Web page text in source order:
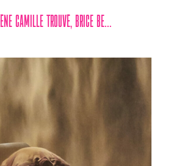
CAMILLE TROUVÉ, BRICE BE...